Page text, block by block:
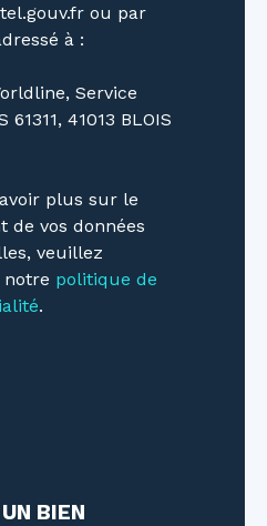
ou par
à :
Service
61311, 41013 BLOIS
plus sur le
de vos données
veuillez
politique de
.
BIEN